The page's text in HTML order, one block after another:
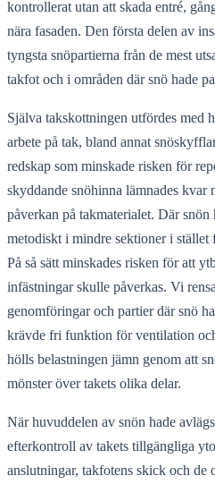
kontrollerat utan att skada entré,
nära fasaden. Den första delen av
tyngsta snöpartierna från de mest
takfot och i områden där snö hade
Själva takskottningen utfördes med
arbete på tak, bland annat
redskap som minskade risken för
skyddande snöhinna lämnades kvar
påverkan på takmaterialet. Där snön
metodiskt i mindre sektioner i stället
På så sätt minskades risken för att
infästningar skulle påverkas. Vi
genomföringar och partier där snö
krävde fri funktion för ventilation
hölls belastningen jämn genom att
mönster över takets olika delar.
När huvuddelen av snön hade
efterkontroll av takets tillgängliga
anslutningar, takfotens skick och de